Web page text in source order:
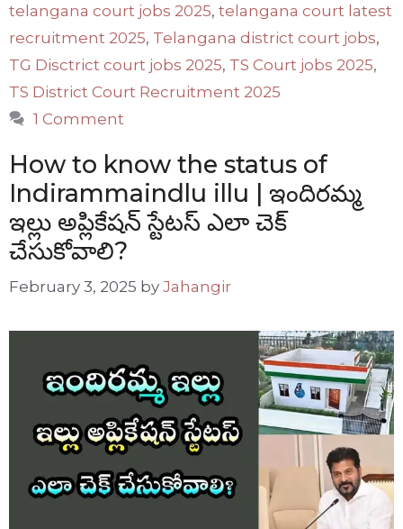
telangana court jobs 2025, telangana court latest
recruitment 2025, Telangana district court jobs,
TG Disctrict court jobs 2025, TS Court jobs 2025,
TS District Court Recruitment 2025
1 Comment
How to know the status of
Indirammaindlu illu | ఇందిరమ్మ
ఇల్లు అప్లికేషన్ స్టేటస్ ఎలా చెక్
చేసుకోవాలి?
February 3, 2025 by Jahangir